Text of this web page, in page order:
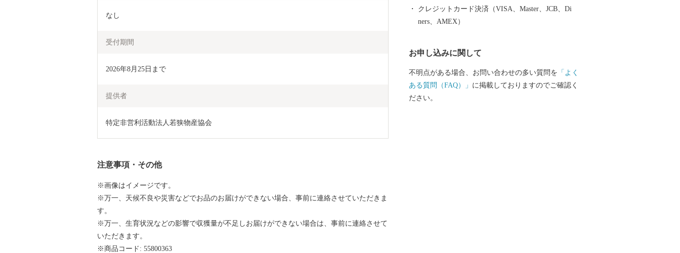
なし
受付期間
2026年8月25日まで
提供者
特定非営利活動法人若狭物産協会
注意事項・その他
※画像はイメージです。
※万一、天候不良や災害などでお品のお届けができない場合、事前に連絡させていただきま
す。
※万一、生育状況などの影響で収獲量が不足しお届けができない場合は、事前に連絡させて
いただきます。
※商品コード: 55800363
クレジットカード決済（VISA、Master、JCB、Di
ners、AMEX）
お申し込みに関して
不明点がある場合、お問い合わせの多い質問を 「よく
ある質問（FAQ）」 に掲載しておりますのでご確認く
ださい。